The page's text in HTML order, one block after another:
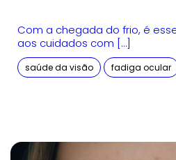
Com a chegada do frio, é
aos cuidados com […]
saúde da visão fadiga ocular